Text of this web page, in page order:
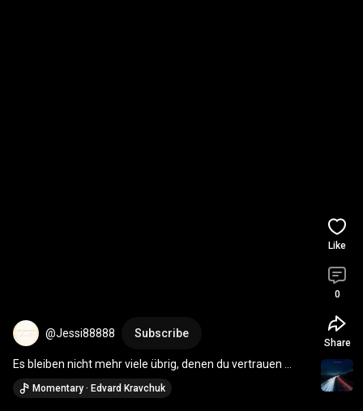
@Jessi88888 Subscribe
Es bleiben nicht mehr viele übrig, denen du vertrauen
kannst! - Geistheiler Sananda
Momentary · Edvard Kravchuk
Like
0
Share